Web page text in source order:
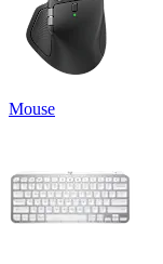
Mouse